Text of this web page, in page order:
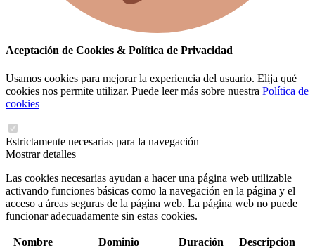
Aceptación de Cookies & Política de Privacidad
Usamos cookies para mejorar la experiencia del usuario. Elija qué
cookies nos permite utilizar. Puede leer más sobre nuestra Política de
cookies
Estrictamente necesarias para la navegación
Mostrar detalles
Las cookies necesarias ayudan a hacer una página web utilizable
activando funciones básicas como la navegación en la página y el
acceso a áreas seguras de la página web. La página web no puede
funcionar adecuadamente sin estas cookies.
Nombre Dominio Duración Descripcion